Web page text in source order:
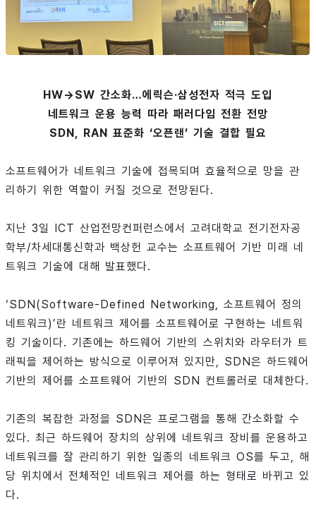
HW→SW 간소화…에릭슨·삼성전자 적극 도입
네트워크 운용 능력 따라 패러다임 전환 전망
SDN, RAN 표준화 ‘오픈랜’ 기술 결합 필요
소프트웨어가 네트워크 기술에 접목되며 효율적으로 망을 관
리하기 위한 역할이 커질 것으로 전망된다.
지난 3일 ICT 산업전망컨퍼런스에서 고려대학교 전기전자공
학부/차세대통신학과 백상헌 교수는 소프트웨어 기반 미래 네
트워크 기술에 대해 발표했다.
‘SDN(Software-Defined Networking, 소프트웨어 정의
네트워크)’란 네트워크 제어를 소프트웨어로 구현하는 네트워
킹 기술이다. 기존에는 하드웨어 기반의 스위치와 라우터가 트
래픽을 제어하는 방식으로 이루어져 있지만, SDN은 하드웨어
기반의 제어를 소프트웨어 기반의 SDN 컨트롤러로 대체한다.
기존의 복잡한 과정을 SDN은 프로그램을 통해 간소화할 수
있다. 최근 하드웨어 장치의 상위에 네트워크 장비를 운용하고
네트워크를 잘 관리하기 위한 일종의 네트워크 OS를 두고, 해
당 위치에서 전체적인 네트워크 제어를 하는 형태로 바뀌고 있
다.